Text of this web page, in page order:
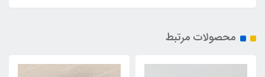
محصولات مرتبط